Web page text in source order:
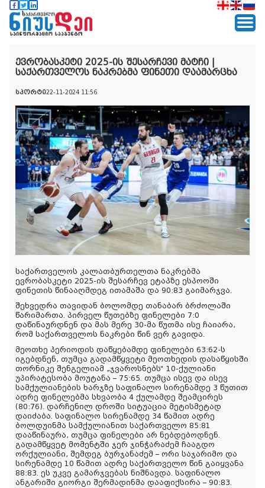
ევრობასკეტი 2025-ის შესარჩევი მატჩი |
საქართველოს ნაკრებმა ფინეთი დაამარცხა
სპორტი22-11-2024 11:56
საქართველოს კალათბურთელთა ნაკრებმა
ევრობასკეტი 2025-ის შესარჩევ ეტაპზე ესპოოში
ფინეთის წინააღმდეგ ითამაშა და 90:83 გაიმარჯვა.
შეხვედრა თავიდან ბოლომდე თანაბარ ბრძოლაში
წარიმართა. პირველ წუთებზე ფინელები 7:0
დაწინაურდნენ და მას მერე 30-მა წუთმა ისე ჩაიარა,
რომ საქართველოს ნაკრები წინ ვერ გავიდა.
მეოთხე პერიოდის დაწყებამდე ფინელები 63:62-ს
იგებდნენ, თუმცა გადამწყვეტი მეოთხედის დასაწყისში
თორნიკე შენგელიამ „ჯვაროსნებს“ 10-ქულიანი
უპირატესობა მოუტანა – 75:65. თუმცა ისევ და ისევ
სამქულიანების ხარჯზე საფინალო სირენამდე 3 წუთით
ადრე ფინელებმა სხვაობა 4 ქულამდე შეამცირეს
(80:76). დარჩენილ დროში სიტუაცია მეტისმეტად
დაიძაბა. საფინალო სირენამდე 34 წამით ადრე
ბოლდუინმა სამქულიანით საქართველო 85:81
დააწინაურა, თუმცა ფინელები არ ნებდებოდნენ.
გადამწყვეტ მომენტში ჯერ ჯინჭარაძემ ჩააგდო
ორქულიანი, შემდეგ ბურჯანაძემ – ორი საჯარიმო და
სირენამდე 10 წამით ადრე საქართველო წინ გაიყვანა
88:83. ეს უკვე გამარჯვებას ნიშნავდა. საფინალო
ანგარიში გიორგი შერმადინმა დააფიქსირა – 90:83.